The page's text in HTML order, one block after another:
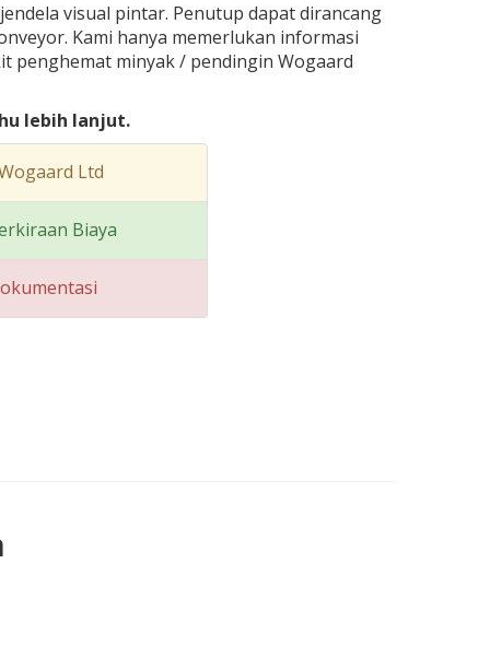
visual pintar. Penutup dapat dirancang
Kami hanya memerlukan informasi
penghemat minyak / pendingin Wogaard
lebih lanjut.
Ltd
Biaya